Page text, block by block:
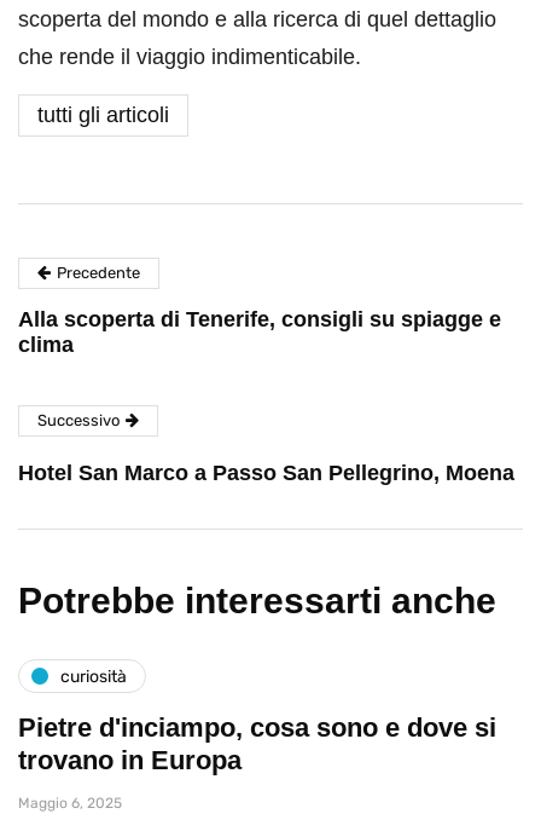
scoperta del mondo e alla ricerca di quel dettaglio
che rende il viaggio indimenticabile.
tutti gli articoli
Precedente
Alla scoperta di Tenerife, consigli su spiagge e
clima
Successivo
Hotel San Marco a Passo San Pellegrino, Moena
Potrebbe interessarti anche
curiosità
Pietre d'inciampo, cosa sono e dove si
trovano in Europa
Maggio 6, 2025